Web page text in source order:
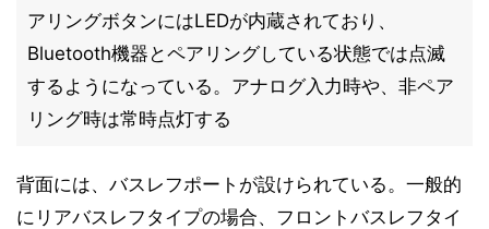
アリングボタンにはLEDが内蔵されており、
Bluetooth機器とペアリングしている状態では点滅
するようになっている。アナログ入力時や、非ペア
リング時は常時点灯する
背面には、バスレフポートが設けられている。一般的
にリアバスレフタイプの場合、フロントバスレフタイ